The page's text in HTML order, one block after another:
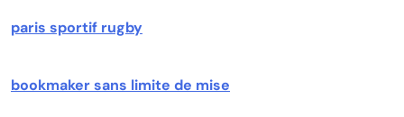
paris sportif rugby
bookmaker sans limite de mise